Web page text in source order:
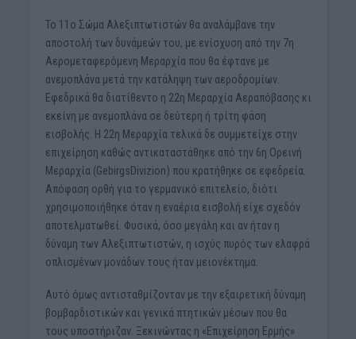
Το 11ο Σώμα Αλεξιπτωτιστών θα αναλάμβανε την
αποστολή των δυνάμεών του, με ενίσχυση από την 7η
Αερομεταφερόμενη Μεραρχία που θα έφτανε με
ανεμοπλάνα μετά την κατάληψη των αεροδρομίων.
Εφεδρικά θα διατίθεντο η 22η Μεραρχία Αεραπόβασης κι
εκείνη με ανεμοπλάνα σε δεύτερη ή τρίτη φάση
εισβολής. Η 22η Μεραρχία τελικά δε συμμετείχε στην
επιχείρηση καθώς αντικαταστάθηκε από την 6η Ορεινή
Μεραρχία (GebirgsDivizion) που κρατήθηκε σε εφεδρεία.
Απόφαση ορθή για το γερμανικό επιτελείο, διότι
χρησιμοποιήθηκε όταν η εναέρια εισβολή είχε σχεδόν
αποτελματωθεί. Φυσικά, όσο μεγάλη και αν ήταν η
δύναμη των Αλεξιπτωτιστών, η ισχύς πυρός των ελαφρά
οπλισμένων μονάδων τους ήταν μειονέκτημα.
Αυτό όμως αντισταθμίζονταν με την εξαιρετική δύναμη
βομβαρδιστικών και γενικά πτητικών μέσων που θα
τους υποστήριζαν. Ξεκινώντας η «Επιχείρηση Ερμής»